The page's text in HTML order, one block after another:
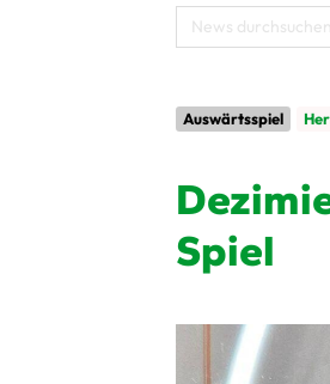
Auswärtsspiel
Spiel